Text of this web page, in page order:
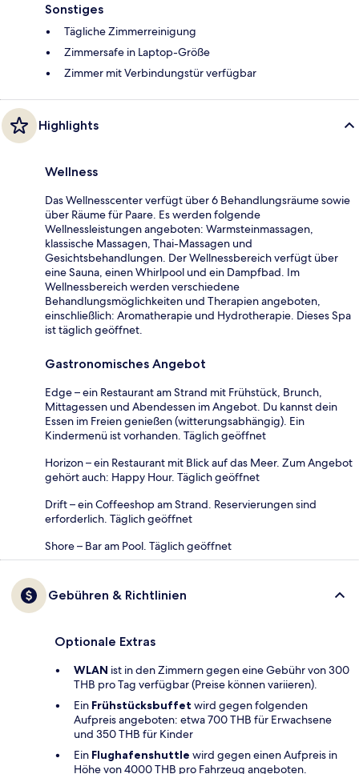
Sonstiges
Tägliche Zimmerreinigung
Zimmersafe in Laptop-Größe
Zimmer mit Verbindungstür verfügbar
Highlights
Wellness
Das Wellnesscenter verfügt über 6 Behandlungsräume sowie
über Räume für Paare. Es werden folgende
Wellnessleistungen angeboten: Warmsteinmassagen,
klassische Massagen, Thai-Massagen und
Gesichtsbehandlungen. Der Wellnessbereich verfügt über
eine Sauna, einen Whirlpool und ein Dampfbad. Im
Wellnessbereich werden verschiedene
Behandlungsmöglichkeiten und Therapien angeboten,
einschließlich: Aromatherapie und Hydrotherapie. Dieses Spa
ist täglich geöffnet.
Gastronomisches Angebot
Edge – ein Restaurant am Strand mit Frühstück, Brunch,
Mittagessen und Abendessen im Angebot. Du kannst dein
Essen im Freien genießen (witterungsabhängig). Ein
Kindermenü ist vorhanden. Täglich geöffnet
Horizon – ein Restaurant mit Blick auf das Meer. Zum Angebot
gehört auch: Happy Hour. Täglich geöffnet
Drift – ein Coffeeshop am Strand. Reservierungen sind
erforderlich. Täglich geöffnet
Shore – Bar am Pool. Täglich geöffnet
Gebühren & Richtlinien
Optionale Extras
WLAN ist in den Zimmern gegen eine Gebühr von 300
THB pro Tag verfügbar (Preise können variieren).
Ein Frühstücksbuffet wird gegen folgenden
Aufpreis angeboten: etwa 700 THB für Erwachsene
und 350 THB für Kinder
Ein Flughafenshuttle wird gegen einen Aufpreis in
Höhe von 4000 THB pro Fahrzeug angeboten.